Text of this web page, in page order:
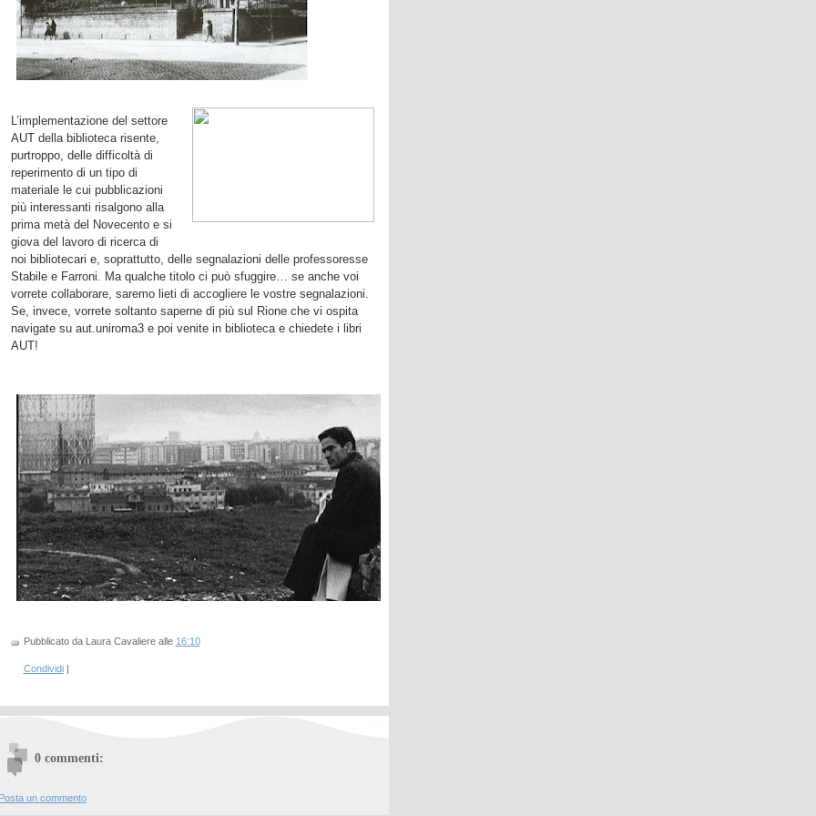
L’implementazione del settore
AUT della biblioteca risente,
purtroppo, delle difficoltà di
reperimento di un tipo di
materiale le cui pubblicazioni
più interessanti risalgono alla
prima metà del Novecento e si
giova del lavoro di ricerca di
noi bibliotecari e, soprattutto, delle segnalazioni delle professoresse
Stabile e Farroni. Ma qualche titolo ci può sfuggire… se anche voi
vorrete collaborare, saremo lieti di accogliere le vostre segnalazioni.
Se, invece, vorrete soltanto saperne di più sul Rione che vi ospita
navigate su aut.uniroma3 e poi venite in biblioteca e chiedete i libri
AUT!
Pubblicato da Laura Cavaliere alle 16:10
Condividi
0 commenti:
Posta un commento